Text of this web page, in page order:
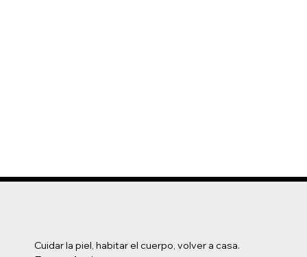
Cuidar la piel, habitar el cuerpo, volver a casa.